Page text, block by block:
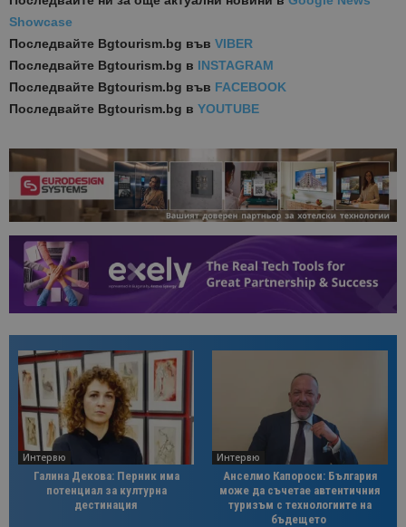
Showcase
Последвайте Bgtourism.bg във VIBER
Последвайте Bgtourism.bg в INSTAGRAM
Последвайте Bgtourism.bg във FACEBOOK
Последвайте Bgtourism.bg в YOUTUBE
Интервю
Галина Декова: Перник има
потенциал за културна
дестинация
Интервю
Анселмо Капороси: България
може да съчетае автентичния
туризъм с технологиите на
бъдещето